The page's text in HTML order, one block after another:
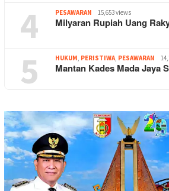
4 PESAWARAN 15,653 views
Milyaran Rupiah Uang
5 HUKUM, PERISTIWA, PESAWARAN
Mantan Kades Mada Jaya